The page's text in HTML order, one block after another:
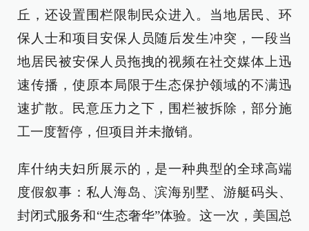
丘，还设置围栏限制民众进入。当地居民、环
保人士和项目安保人员随后发生冲突，一段当
地居民被安保人员拖拽的视频在社交媒体上迅
速传播，使原本局限于生态保护领域的不满迅
速扩散。民意压力之下，围栏被拆除，部分施
工一度暂停，但项目并未撤销。
库什纳夫妇所展示的，是一种典型的全球高端
度假叙事：私人海岛、滨海别墅、游艇码头、
封闭式服务和“生态奢华”体验。这一次，美国总